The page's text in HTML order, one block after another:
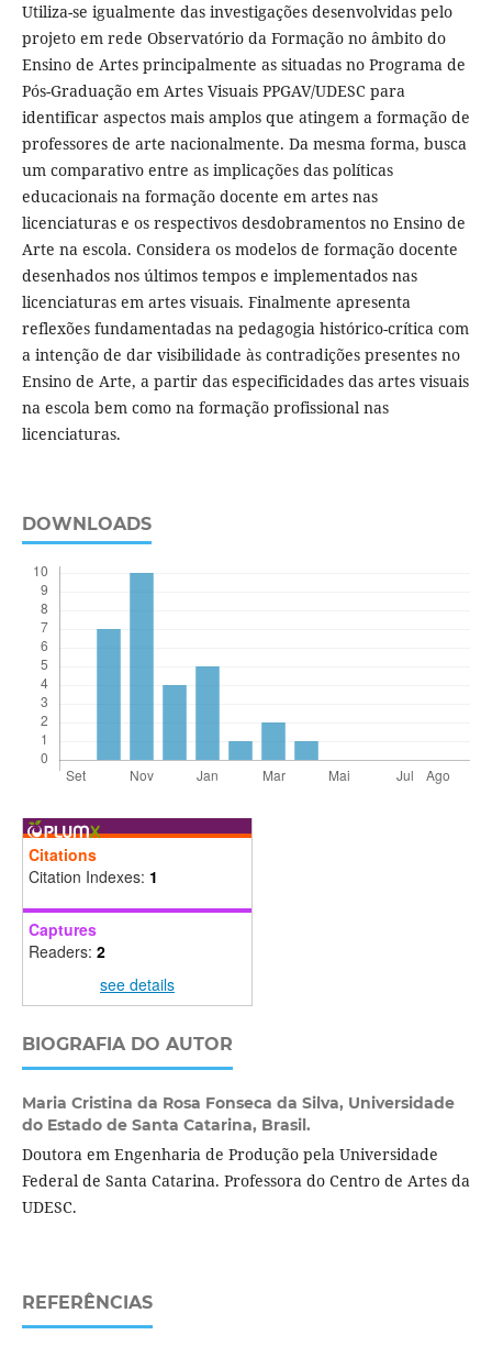
Utiliza-se igualmente das investigações desenvolvidas pelo
projeto em rede Observatório da Formação no âmbito do
Ensino de Artes principalmente as situadas no Programa de
Pós-Graduação em Artes Visuais PPGAV/UDESC para
identificar aspectos mais amplos que atingem a formação de
professores de arte nacionalmente. Da mesma forma, busca
um comparativo entre as implicações das políticas
educacionais na formação docente em artes nas
licenciaturas e os respectivos desdobramentos no Ensino de
Arte na escola. Considera os modelos de formação docente
desenhados nos últimos tempos e implementados nas
licenciaturas em artes visuais. Finalmente apresenta
reflexões fundamentadas na pedagogia histórico-crítica com
a intenção de dar visibilidade às contradições presentes no
Ensino de Arte, a partir das especificidades das artes visuais
na escola bem como na formação profissional nas
licenciaturas.
DOWNLOADS
Citations
Citation Indexes: 1
Captures
Readers: 2
see details
BIOGRAFIA DO AUTOR
Maria Cristina da Rosa Fonseca da Silva, Universidade
do Estado de Santa Catarina, Brasil.
Doutora em Engenharia de Produção pela Universidade
Federal de Santa Catarina. Professora do Centro de Artes da
UDESC.
REFERÊNCIAS